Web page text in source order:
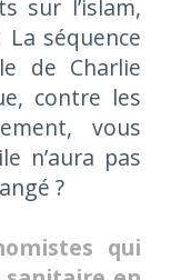
sur l’islam,
séquence
de Charlie
contre les
vous
n’aura pas
?
qui